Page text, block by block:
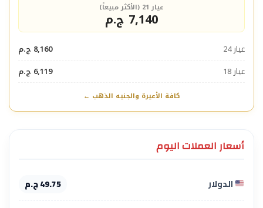
عيار 21 (الأكثر مبيعاً)
7,140 ج.م
عيار 24
8,160 ج.م
عيار 18
6,119 ج.م
كافة الأعيرة والجنيه الذهب ←
أسعار العملات اليوم
الدولار 49.75 ج.م